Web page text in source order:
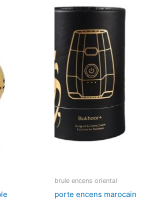
brule encens oriental
porte encens marocain